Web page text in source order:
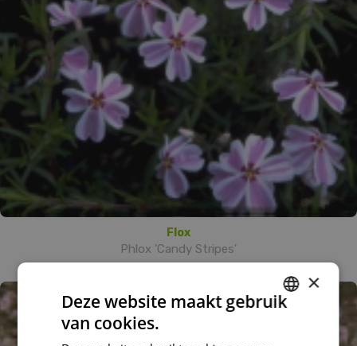
Flox
Phlox 'Candy Stripes'
×
Deze website maakt gebruik
van cookies.